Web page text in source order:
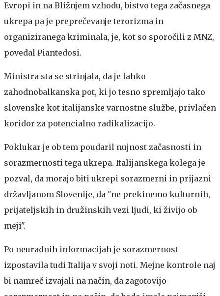
Evropi in na Bližnjem vzhodu, bistvo tega začasnega
ukrepa pa je preprečevanje terorizma in
organiziranega kriminala, je, kot so sporočili z MNZ,
povedal Piantedosi.
Ministra sta se strinjala, da je lahko
zahodnobalkanska pot, ki jo tesno spremljajo tako
slovenske kot italijanske varnostne službe, privlačen
koridor za potencialno radikalizacijo.
Poklukar je ob tem poudaril nujnost začasnosti in
sorazmernosti tega ukrepa. Italijanskega kolega je
pozval, da morajo biti ukrepi sorazmerni in prijazni
državljanom Slovenije, da "ne prekinemo kulturnih,
prijateljskih in družinskih vezi ljudi, ki živijo ob
meji".
Po neuradnih informacijah je sorazmernost
izpostavila tudi Italija v svoji noti. Mejne kontrole naj
bi namreč izvajali na način, da zagotovijo